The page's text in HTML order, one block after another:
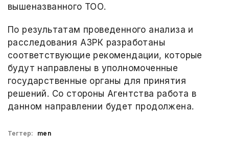
вышеназванного ТОО.
По результатам проведенного анализа и
расследования АЗРК разработаны
соответствующие рекомендации, которые
будут направлены в уполномоченные
государственные органы для принятия
решений. Со стороны Агентства работа в
данном направлении будет продолжена.
Тегтер: men